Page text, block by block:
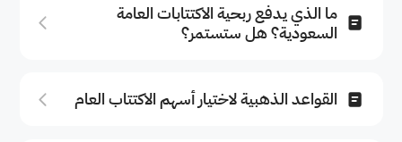
ما الذي يدفع ربحية الاكتتابات العامة
السعودية؟ هل ستستمر؟
القواعد الذهبية لاختيار أسهم الاكتتاب العام